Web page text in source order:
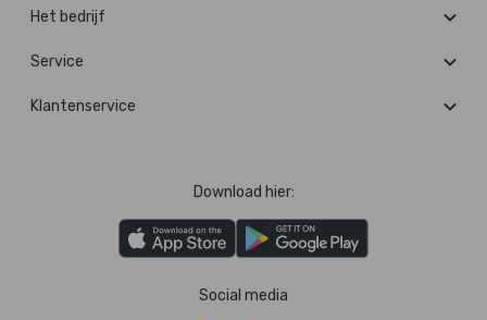
Het bedrijf
Service
Klantenservice
Download hier:
Social media